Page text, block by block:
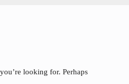
looking for. Perhaps